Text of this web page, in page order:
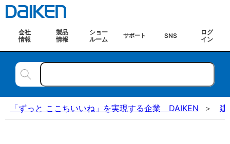
会社
情報
製品
情報
ショー
ルーム
サポート SNS
ログ
イン
「ずっと ここちいいね」を実現する企業 DAIKEN 建